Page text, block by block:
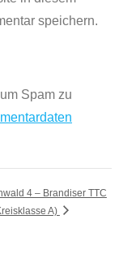
speichern.
Spam zu
4 – Brandiser TTC
A)